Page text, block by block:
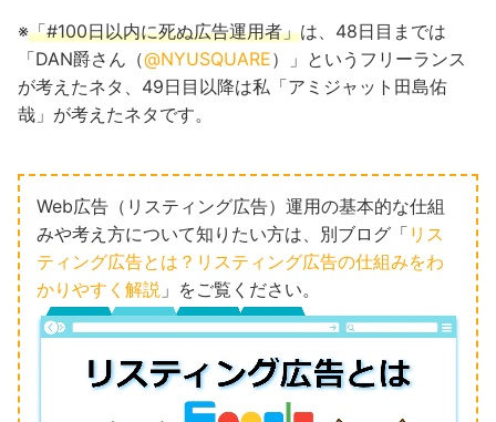
※「#100日以内に死ぬ広告運用者」は、48日目までは
「DAN爵さん（@NYUSQUARE）」というフリーランス
が考えたネタ、49日目以降は私「アミジャット田島佑
哉」が考えたネタです。
Web広告（リスティング広告）運用の基本的な仕組
みや考え方について知りたい方は、別ブログ「 リス
ティング広告とは？リスティング広告の仕組みをわ
かりやすく解説 」をご覧ください。